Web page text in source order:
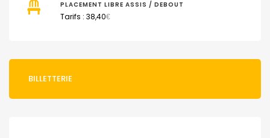
PLACEMENT LIBRE ASSIS / DEBOUT
Tarifs : 38,40€
BILLETTERIE